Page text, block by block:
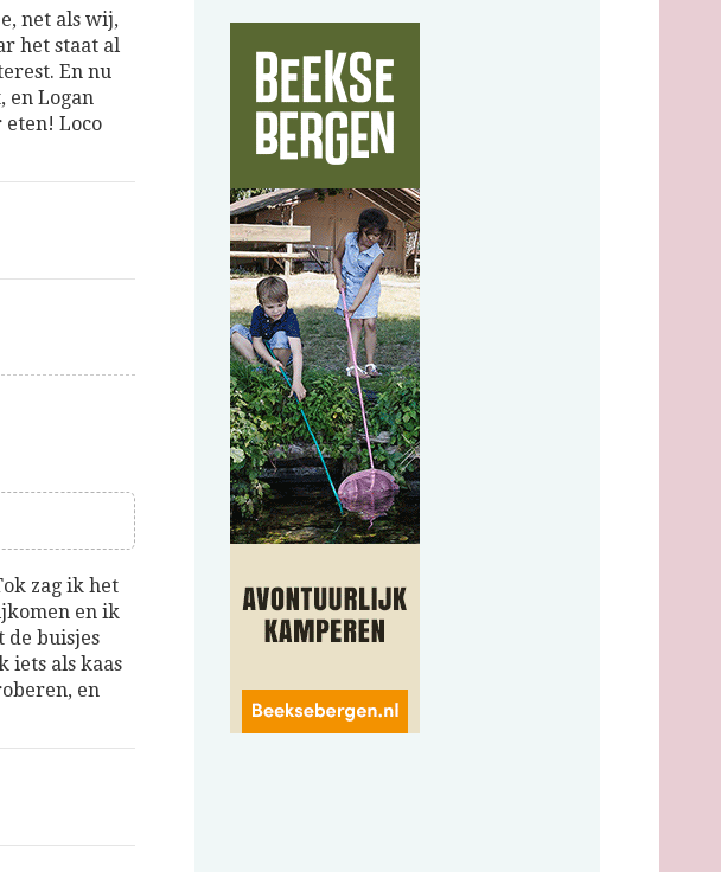
net als wij,
het staat al
En nu
en Logan
Loco
zag ik het
en ik
de buisjes
iets als kaas
en